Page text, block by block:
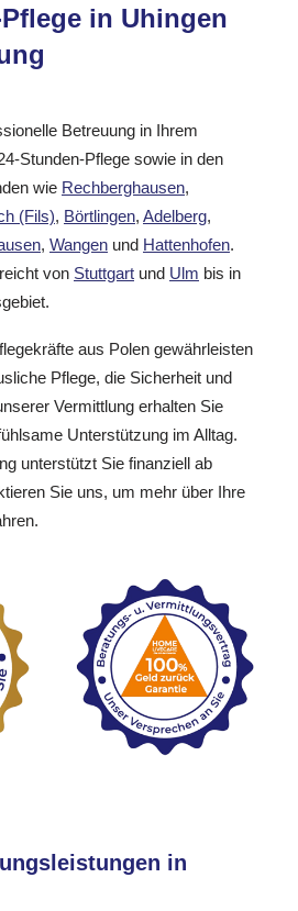
in Uhingen
Betreuung in Ihrem
Stunden-Pflege sowie in den
wie Rechberghausen,
(Fils), Börtlingen, Adelberg,
, Wangen und Hattenhofen.
von Stuttgart und Ulm bis in
aus Polen gewährleisten
Pflege, die Sicherheit und
Vermittlung erhalten Sie
Unterstützung im Alltag.
unterstützt Sie finanziell ab
Sie uns, um mehr über Ihre
in